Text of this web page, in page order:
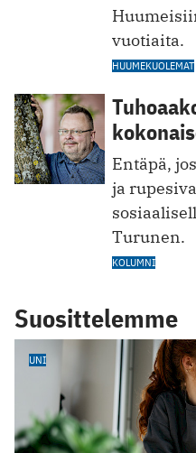
vuotiaita.
HUUMEKUOLEMAT
Entäpä,
ja
Turunen.
KOLUMNI
Suosittelemme
UNI